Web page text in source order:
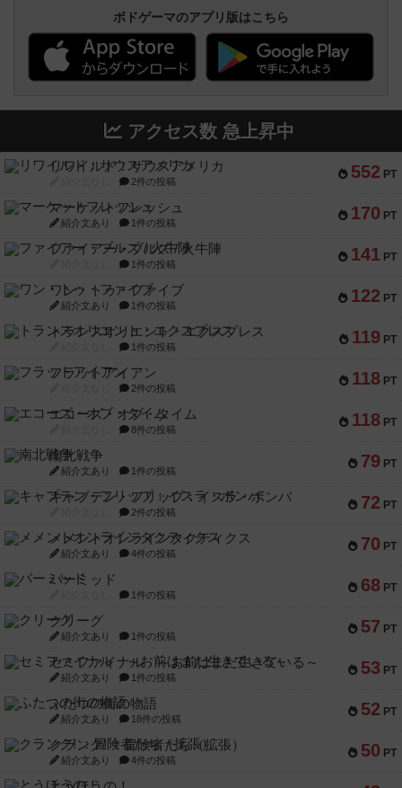
ボドゲーマのアプリ版はこちら
アクセス数 急上昇中
552 PT
リワイルド：サウスアメリカ
2件の投稿
170 PT
マーケットフレッシュ
紹介文あり 1件の投稿
141 PT
ファイアー・ブルズ / 火牛陣
1件の投稿
122 PT
ワン・トゥ・ファイブ
紹介文あり 1件の投稿
119 PT
トランスオリエント・エクスプレス
1件の投稿
118 PT
フラットアイアン
2件の投稿
118 PT
エコーズ・オブ・タイム
8件の投稿
79 PT
南北戦争
紹介文あり 1件の投稿
72 PT
キャプテン・フリップ：イスラ・ボンバ
2件の投稿
70 PT
メメントオンラインタクティクス
紹介文あり 4件の投稿
68 PT
パーミッド
1件の投稿
57 PT
クリーグ
紹介文あり 1件の投稿
53 PT
セミファイナル ～お前はまだ生きている～
紹介文あり 1件の投稿
52 PT
ふたつの街の物語
紹介文あり 18件の投稿
50 PT
クランク! ：冒険者たち（拡張）
紹介文あり 4件の投稿